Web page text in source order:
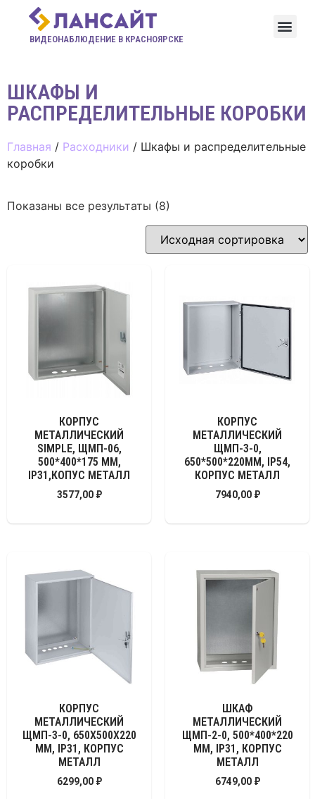
ВИДЕОНАБЛЮДЕНИЕ В КРАСНОЯРСКЕ
ШКАФЫ И
РАСПРЕДЕЛИТЕЛЬНЫЕ КОРОБКИ
Главная / Расходники / Шкафы и распределительные
коробки
Показаны все результаты (8)
КОРПУС
МЕТАЛЛИЧЕСКИЙ
SIMPLE, ЩМП-06,
500*400*175 ММ,
IP31,КОПУС МЕТАЛЛ
3577,00 ₽
КОРПУС
МЕТАЛЛИЧЕСКИЙ
ЩМП-3-0,
650*500*220ММ, IP54,
КОРПУС МЕТАЛЛ
7940,00 ₽
КОРПУС
МЕТАЛЛИЧЕСКИЙ
ЩМП-3-0, 650Х500Х220
ММ, IP31, КОРПУС
МЕТАЛЛ
6299,00 ₽
ШКАФ
МЕТАЛЛИЧЕСКИЙ
ЩМП-2-0, 500*400*220
ММ, IP31, КОРПУС
МЕТАЛЛ
6749,00 ₽